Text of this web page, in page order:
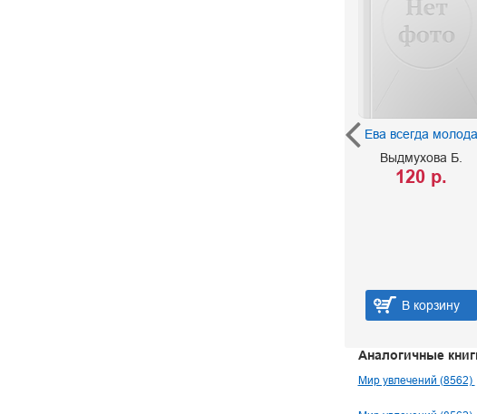
Ева всегда молода
Выдмухова Б.
120 р.
В корзину
Аналогичные
Мир увлечений (8562)